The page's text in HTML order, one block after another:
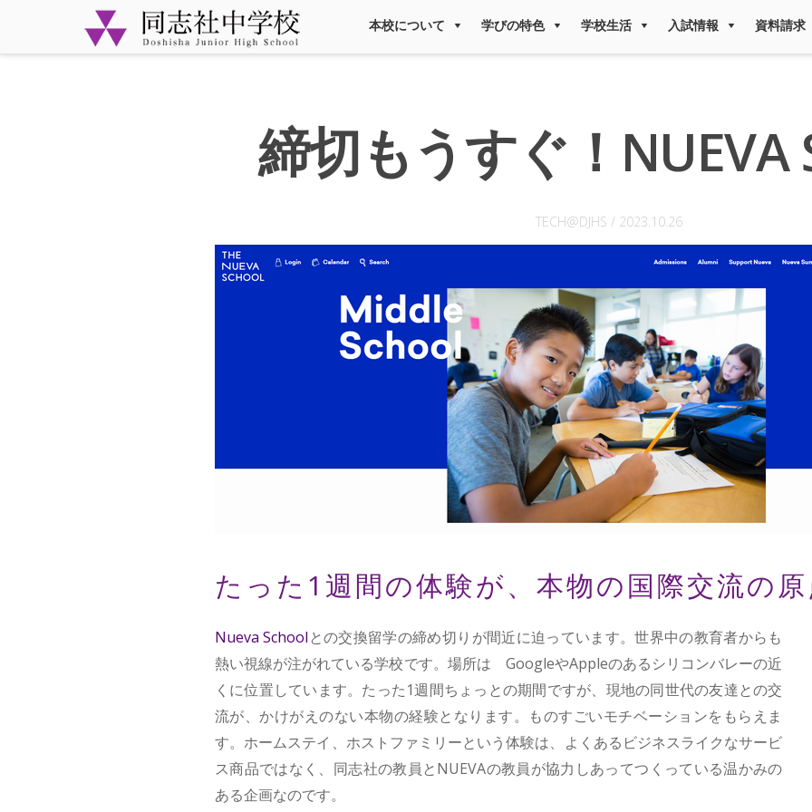
本校について 学びの特色 学校生活 入試情報 資料請求
締切もうすぐ！NUEVA
TECH@DJHS / 2023.10.26
たった1週間の体験が、本物の国際交流の
Nueva School との交換留学の締め切りが間近に迫っています。世界中の教育者からも
熱い視線が注がれている学校です。場所は GoogleやAppleのあるシリコンバレーの近
くに位置しています。たった1週間ちょっとの期間ですが、現地の同世代の友達との交
流が、かけがえのない本物の経験となります。ものすごいモチベーションをもらえま
す。ホームステイ、ホストファミリーという体験は、よくあるビジネスライクなサービ
ス商品ではなく、同志社の教員とNUEVAの教員が協力しあってつくっている温かみの
ある企画なのです。